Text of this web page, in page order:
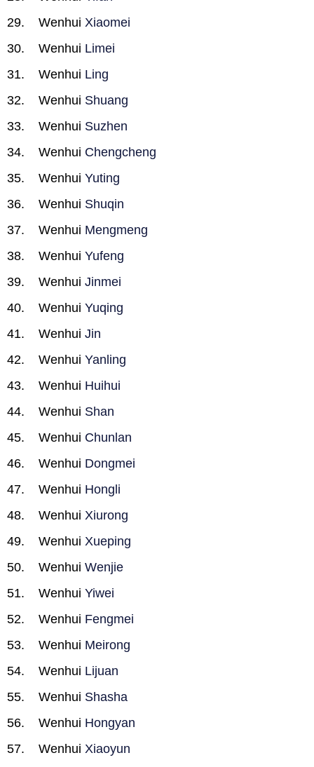
Wenhui Xiaomei
Wenhui Limei
Wenhui Ling
Wenhui Shuang
Wenhui Suzhen
Wenhui Chengcheng
Wenhui Yuting
Wenhui Shuqin
Wenhui Mengmeng
Wenhui Yufeng
Wenhui Jinmei
Wenhui Yuqing
Wenhui Jin
Wenhui Yanling
Wenhui Huihui
Wenhui Shan
Wenhui Chunlan
Wenhui Dongmei
Wenhui Hongli
Wenhui Xiurong
Wenhui Xueping
Wenhui Wenjie
Wenhui Yiwei
Wenhui Fengmei
Wenhui Meirong
Wenhui Lijuan
Wenhui Shasha
Wenhui Hongyan
Wenhui Xiaoyun